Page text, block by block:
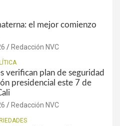
el mejor comienzo
Redacción NVC
verifican plan de seguridad
presidencial este 7 de
Redacción NVC